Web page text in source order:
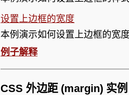
设置上边框的宽度
本例演示如何设置上边框的宽
例子解释
CSS 外边距 (margin) 实